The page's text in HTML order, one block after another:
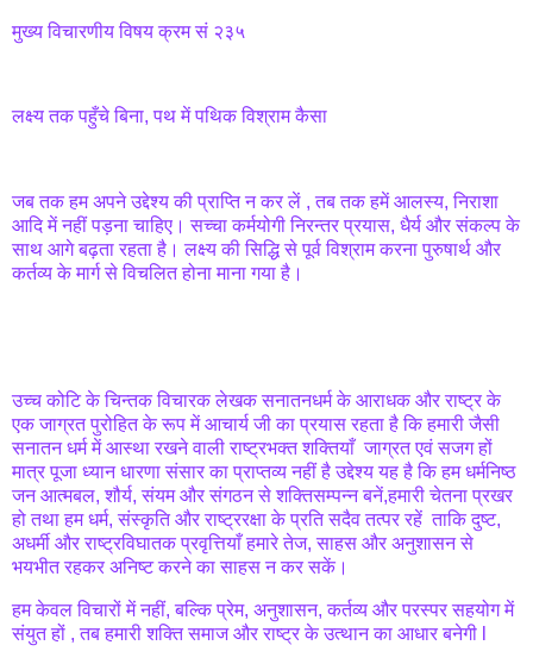
मुख्य विचारणीय विषय क्रम सं २३५
लक्ष्य तक पहुँचे बिना, पथ में पथिक विश्राम कैसा
जब तक हम अपने उद्देश्य की प्राप्ति न कर लें , तब तक हमें आलस्य, निराशा
आदि में नहीं पड़ना चाहिए। सच्चा कर्मयोगी निरन्तर प्रयास, धैर्य और संकल्प के
साथ आगे बढ़ता रहता है। लक्ष्य की सिद्धि से पूर्व विश्राम करना पुरुषार्थ और
कर्तव्य के मार्ग से विचलित होना माना गया है।
उच्च कोटि के चिन्तक विचारक लेखक सनातनधर्म के आराधक और राष्ट्र के
एक जाग्रत पुरोहित के रूप में आचार्य जी का प्रयास रहता है कि हमारी जैसी
सनातन धर्म में आस्था रखने वाली राष्ट्रभक्त शक्तियाँ जाग्रत एवं सजग हों
मात्र पूजा ध्यान धारणा संसार का प्राप्तव्य नहीं है उद्देश्य यह है कि हम धर्मनिष्ठ
जन आत्मबल, शौर्य, संयम और संगठन से शक्तिसम्पन्न बनें,हमारी चेतना प्रखर
हो तथा हम धर्म, संस्कृति और राष्ट्ररक्षा के प्रति सदैव तत्पर रहें ताकि दुष्ट,
अधर्मी और राष्ट्रविघातक प्रवृत्तियाँ हमारे तेज, साहस और अनुशासन से
भयभीत रहकर अनिष्ट करने का साहस न कर सकें।
हम केवल विचारों में नहीं, बल्कि प्रेम, अनुशासन, कर्तव्य और परस्पर सहयोग में
संयुत हों , तब हमारी शक्ति समाज और राष्ट्र के उत्थान का आधार बनेगी l